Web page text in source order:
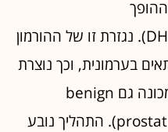
לדיהידרו-טסטוסטרון (DHT). נגזרת זו של ההורמון
בערמונית, וכך נוצרת
הגדלה של הבלוטה, המכונה גם benign
prostatic hyperplasia) BPH). התהליך נובע